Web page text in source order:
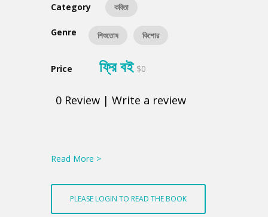
Category কবিতা
Genre শিশুতোষ কিশোর
Price ফ্রি বই $0
0 Review | Write a review
Read More >
PLEASE LOGIN TO READ THE BOOK